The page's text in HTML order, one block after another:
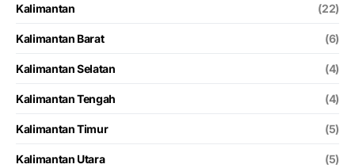
Kalimantan (22)
Kalimantan Barat (6)
Kalimantan Selatan (4)
Kalimantan Tengah (4)
Kalimantan Timur (5)
Kalimantan Utara (5)